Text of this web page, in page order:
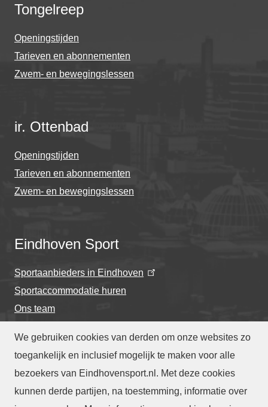
We gebruiken cookies van derden om onze websites zo
toegankelijk en inclusief mogelijk te maken voor alle
bezoekers van Eindhovensport.nl. Met deze cookies
kunnen derde partijen, na toestemming, informatie over
Tongelreep
Openingstijden
Tarieven en abonnementen
Zwem- en bewegingslessen
ir. Ottenbad
Openingstijden
Tarieven en abonnementen
Zwem- en bewegingslessen
Eindhoven Sport
Sportaanbieders in Eindhoven
Sportaccommodatie huren
Ons team
Privacyverklaring-Cookieverklaring
-Toegankelijkheidsverklaring -Webarchief
-